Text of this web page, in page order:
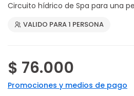
Circuito hídrico de Spa para una
VALIDO PARA 1 PERSONA
$ 76.000
Promociones y medios de pago